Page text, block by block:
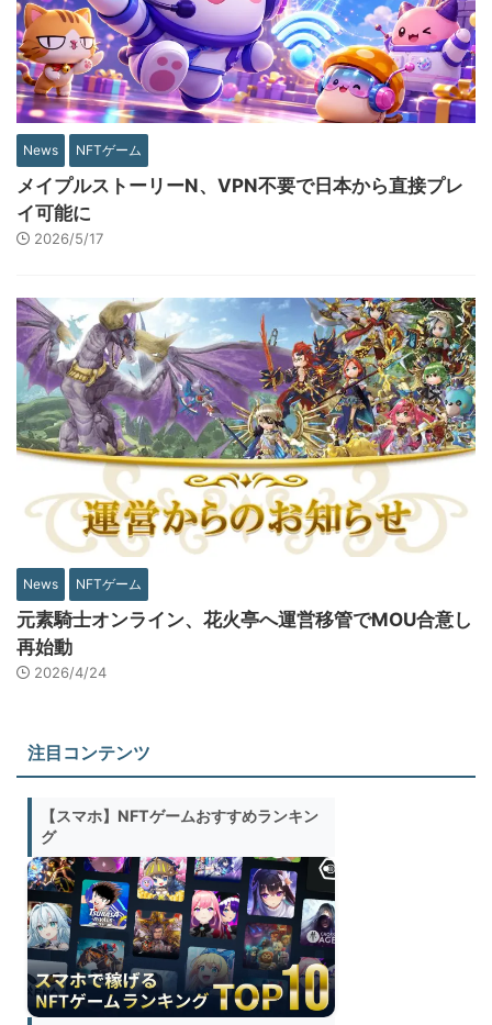
News NFTゲーム
メイプルストーリーN、VPN不要で日本から直接プレ
イ可能に
2026/5/17
News NFTゲーム
元素騎士オンライン、花火亭へ運営移管でMOU合意し
再始動
2026/4/24
注目コンテンツ
【スマホ】NFTゲームおすすめランキン
グ